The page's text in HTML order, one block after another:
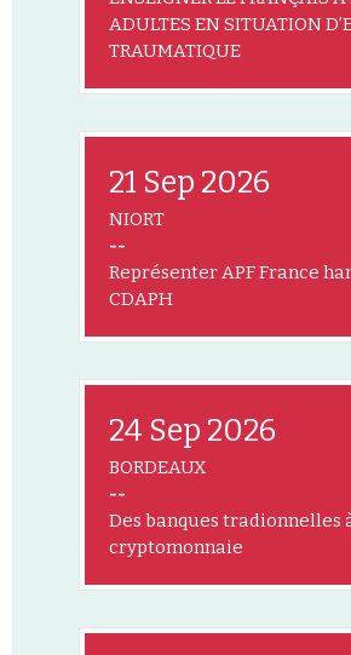
ADULTES EN SITUATION
TRAUMATIQUE
21 Sep 2026
NIORT
--
Représenter APF France
CDAPH
24 Sep 2026
BORDEAUX
--
Des banques tradionnelles
cryptomonnaie